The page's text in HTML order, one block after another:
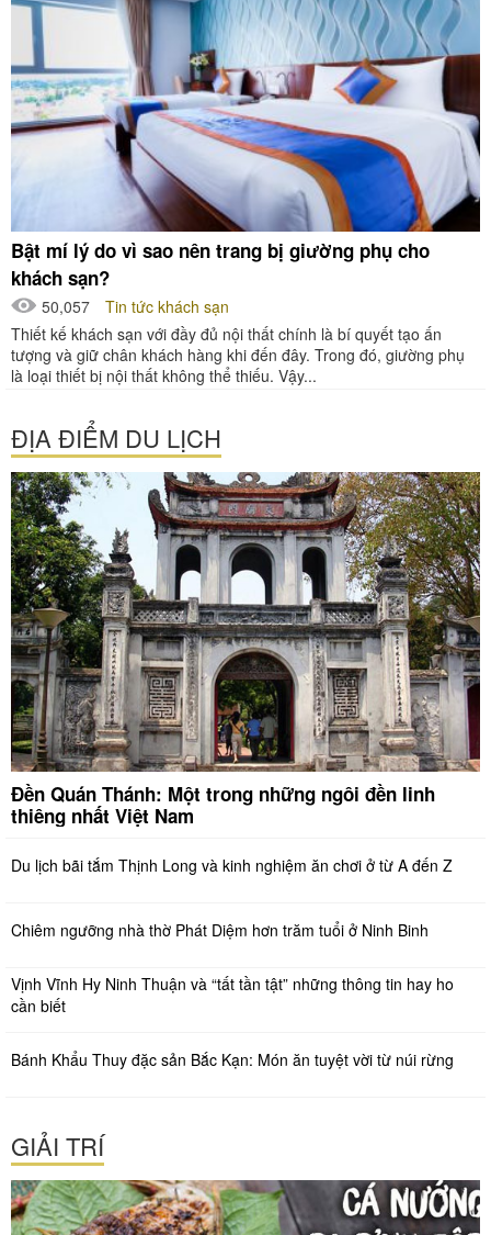
Bật mí lý do vì sao nên trang bị giường phụ cho
khách sạn?
50,057
Tin tức khách sạn
Thiết kế khách sạn với đầy đủ nội thất chính là bí quyết tạo ấn
tượng và giữ chân khách hàng khi đến đây. Trong đó, giường phụ
là loại thiết bị nội thất không thể thiếu. Vậy...
ĐỊA ĐIỂM DU LỊCH
Đền Quán Thánh: Một trong những ngôi đền linh
thiêng nhất Việt Nam
Du lịch bãi tắm Thịnh Long và kinh nghiệm ăn chơi ở từ A đến Z
Chiêm ngưỡng nhà thờ Phát Diệm hơn trăm tuổi ở Ninh Binh
Vịnh Vĩnh Hy Ninh Thuận và “tất tần tật” những thông tin hay ho
cần biết
Bánh Khẩu Thuy đặc sản Bắc Kạn: Món ăn tuyệt vời từ núi rừng
GIẢI TRÍ